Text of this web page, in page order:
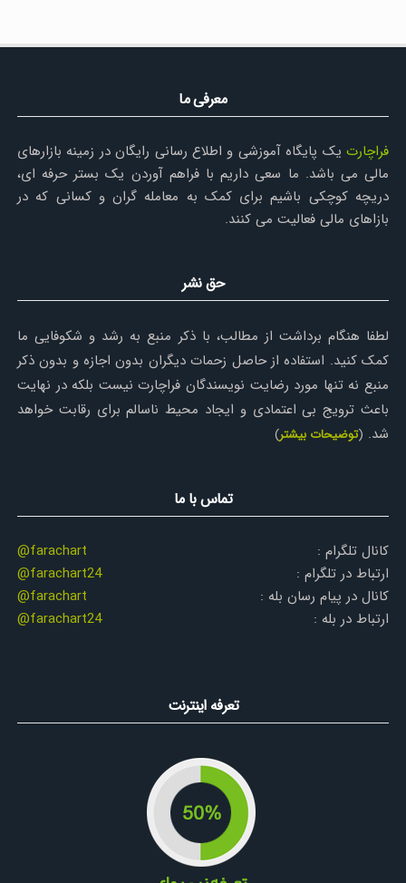
معرفی ما
فراچارتیک پایگاه آموزشی و اطلاع رسانی رایگان در زمینه بازارهای
مالی می باشد. ما سعی داریم با فراهم آوردن یک بستر حرفه ای،
دریچه کوچکی باشیم برای کمک به معامله گران و کسانی که در
بازاهای مالی فعالیت می کنند.
حق نشر
لطفا هنگام برداشت از مطالب، با ذکر منبع به رشد و شکوفایی ما
کمک کنید. استفاده از حاصل زحمات دیگران بدون اجازه و بدون ذکر
منبع نه تنها مورد رضایت نویسندگان فراچارت نیست بلکه در نهایت
باعث ترویج بی اعتمادی و ایجاد محیط ناسالم برای رقابت خواهد
شد. (توضیحات بیشتر)
تماس با ما
کانال تلگرام :
@farachart
ارتباط در تلگرام :
@farachart24
کانال در پیام رسان بله :
@farachart
ارتباط در بله :
@farachart24
تعرفه اینترنت